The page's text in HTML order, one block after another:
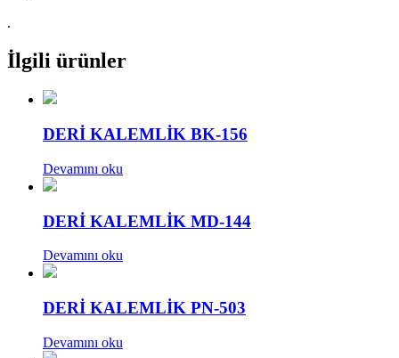
.
İlgili ürünler
DERİ KALEMLİK BK-156
Devamını oku
DERİ KALEMLİK MD-144
Devamını oku
DERİ KALEMLİK PN-503
Devamını oku